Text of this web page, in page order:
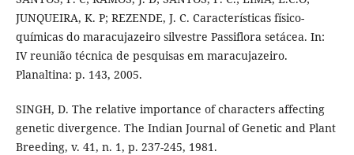
JUNQUEIRA, K. P; REZENDE, J. C. Características físico-
químicas do maracujazeiro silvestre Passiflora setácea. In:
IV reunião técnica de pesquisas em maracujazeiro.
Planaltina: p. 143, 2005.
SINGH, D. The relative importance of characters affecting
genetic divergence. The Indian Journal of Genetic and Plant
Breeding, v. 41, n. 1, p. 237-245, 1981.